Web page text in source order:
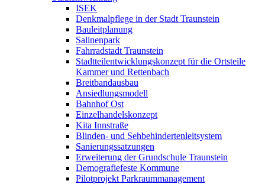
ISEK
Denkmalpflege in der Stadt Traunstein
Bauleitplanung
Salinenpark
Fahrradstadt Traunstein
Stadtteilentwicklungskonzept für die Ortsteile
Kammer und Rettenbach
Breitbandausbau
Ansiedlungsmodell
Bahnhof Ost
Einzelhandelskonzept
Kita Innstraße
Blinden- und Sehbehindertenleitsystem
Sanierungssatzungen
Erweiterung der Grundschule Traunstein
Demografiefeste Kommune
Pilotprojekt Parkraummanagement